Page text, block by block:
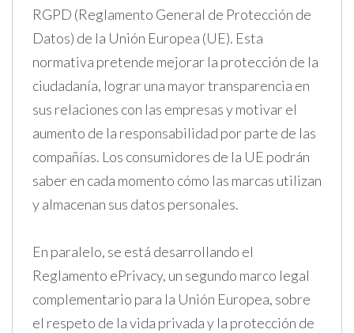
RGPD (Reglamento General de Protección de
Datos) de la Unión Europea (UE). Esta
normativa pretende mejorar la protección de la
ciudadanía, lograr una mayor transparencia en
sus relaciones con las empresas y motivar el
aumento de la responsabilidad por parte de las
compañías. Los consumidores de la UE podrán
saber en cada momento cómo las marcas utilizan
y almacenan sus datos personales.
En paralelo, se está desarrollando el
Reglamento ePrivacy, un segundo marco legal
complementario para la Unión Europea, sobre
el respeto de la vida privada y la protección de